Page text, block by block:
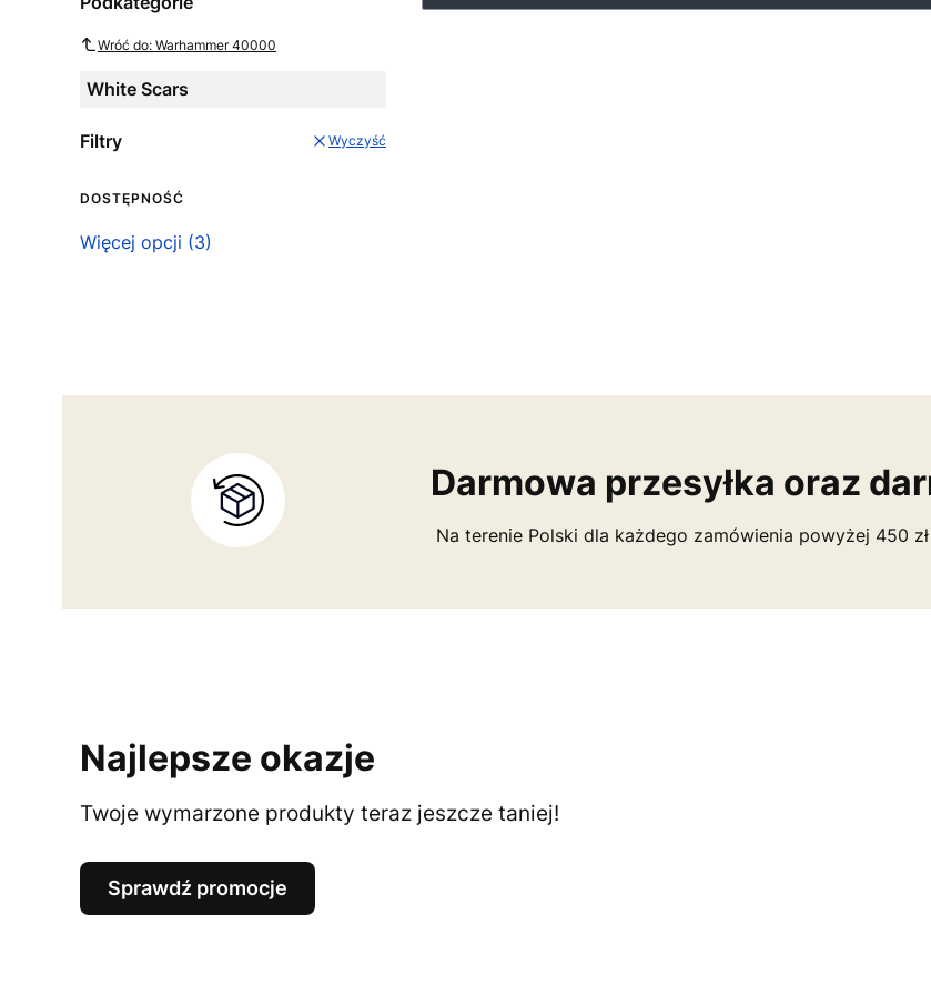
Wróć do: Warhammer 40000
White Scars
Filtry Wyczyść
DOSTĘPNOŚĆ
Dostępność
Więcej opcji (3)
Darmowa przesyłka oraz
Na terenie Polski dla każdego zamówienia powyżej 450 zł
Najlepsze okazje
Twoje wymarzone produkty teraz jeszcze taniej!
Sprawdź promocje